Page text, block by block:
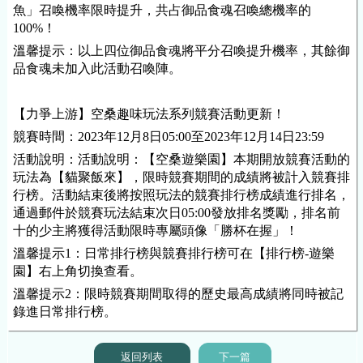
魚」召喚機率限時提升，共占御品食魂召喚總機率的
100%！
溫馨提示：以上四位御品食魂將平分召喚提升機率 ，其餘御
品食魂未加入此活動召喚陣。
【力爭上游】空桑趣味玩法系列競賽活動更新！
競賽時間：2023年12 月8日05:00至2023年12 月 14日23:59
活動說明：活動說明：【空桑遊樂園】本期開放競賽活動的
玩法為【貓聚飯來】，限時競賽期間的成績將被計入競賽排
行榜。活動結束後將按照玩法的競賽排行榜成績進行排名，
通過郵件於競賽玩法結束次日05:00發放排名獎勵，排名前
十的少主將獲得活動限時專屬頭像「勝杯在握」！
溫馨提示1：日常排行榜與競賽排行榜可在【排行榜-遊樂
園】右上角切換查看。
溫馨提示2 ：限時競賽期間取得的歷史最高成績將同時被記
錄進日常排行榜。
返回列表 下一篇